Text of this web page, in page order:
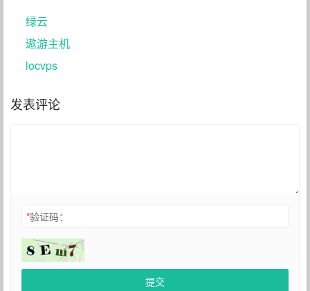
绿云
遨游主机
locvps
发表评论
*验证码：
提交